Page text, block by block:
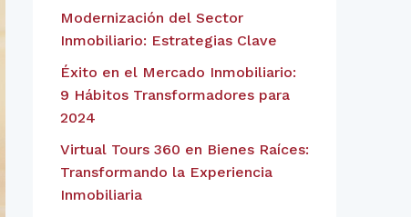
Modernización del Sector
Inmobiliario: Estrategias Clave
Éxito en el Mercado Inmobiliario:
9 Hábitos Transformadores para
2024
Virtual Tours 360 en Bienes Raíces:
Transformando la Experiencia
Inmobiliaria